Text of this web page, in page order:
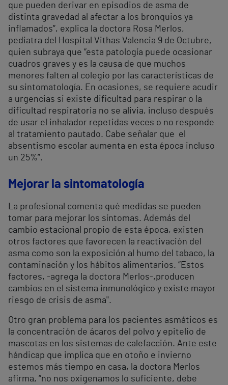
que pueden derivar en episodios de asma de
distinta gravedad al afectar a los bronquios ya
inflamados”, explica la doctora Rosa Merlos,
pediatra del Hospital Vithas Valencia 9 de Octubre,
quien subraya que “esta patología puede ocasionar
cuadros graves y es la causa de que muchos
menores falten al colegio por las características de
su sintomatología. En ocasiones, se requiere acudir
a urgencias si existe dificultad para respirar o la
dificultad respiratoria no se alivia, incluso después
de usar el inhalador repetidas veces o no responde
al tratamiento pautado. Cabe señalar que el
absentismo escolar aumenta en esta época incluso
un 25%”.
Mejorar la sintomatología
La profesional comenta qué medidas se pueden
tomar para mejorar los síntomas. Además del
cambio estacional propio de esta época, existen
otros factores que favorecen la reactivación del
asma como son la exposición al humo del tabaco, la
contaminación y los hábitos alimentarios. “Estos
factores, -agrega la doctora Merlos-,producen
cambios en el sistema inmunológico y existe mayor
riesgo de crisis de asma".
Otro gran problema para los pacientes asmáticos es
la concentración de ácaros del polvo y epitelio de
mascotas en los sistemas de calefacción. Ante este
hándicap que implica que en otoño e invierno
estemos más tiempo en casa, la doctora Merlos
afirma, “no nos oxigenamos lo suficiente, debe